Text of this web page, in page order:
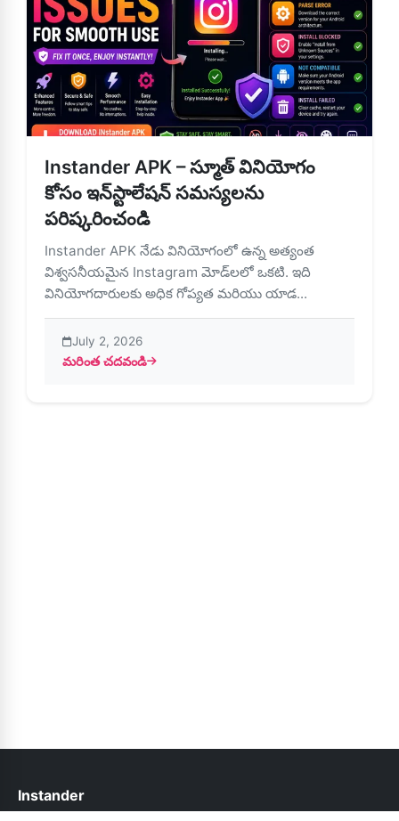
Instander APK – స్మూత్ వినియోగం
కోసం ఇన్‌స్టాలేషన్ సమస్యలను
పరిష్కరించండి
Instander APK నేడు వినియోగంలో ఉన్న అత్యంత
విశ్వసనీయమైన Instagram మోడ్‌లలో ఒకటి. ఇది
వినియోగదారులకు అధిక గోప్యత మరియు యాడ...
July 2, 2026
మరింత చదవండి
about Instander APK – స్మూత్ వినియోగం కోసం ఇన్‌స్టాలేషన్
Instander